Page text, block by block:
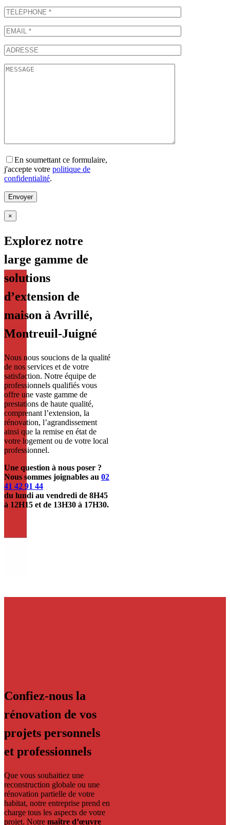
En soumettant ce formulaire,
j'accepte votre politique de
confidentialité.
×
Explorez notre
large gamme de
solutions
d’extension de
maison à Avrillé,
Montreuil-Juigné
Nous nous soucions de la qualité
de nos services et de votre
satisfaction. Notre équipe de
professionnels qualifiés vous
offre une vaste gamme de
prestations de haute qualité,
comprenant l’extension, la
rénovation, l’agrandissement
ainsi que la remise en état de
votre logement ou de votre local
professionnel.
Une question à nous poser ?
Nous sommes joignables au 02
41 42 91 44
du lundi au vendredi de 8H45
à 12H15 et de 13H30 à 17H30.
Confiez-nous la
rénovation de vos
projets personnels
et professionnels
Que vous souhaitiez une
reconstruction globale ou une
rénovation partielle de votre
habitat, notre entreprise prend en
charge tous les aspects de votre
projet. Notre maître d’œuvre